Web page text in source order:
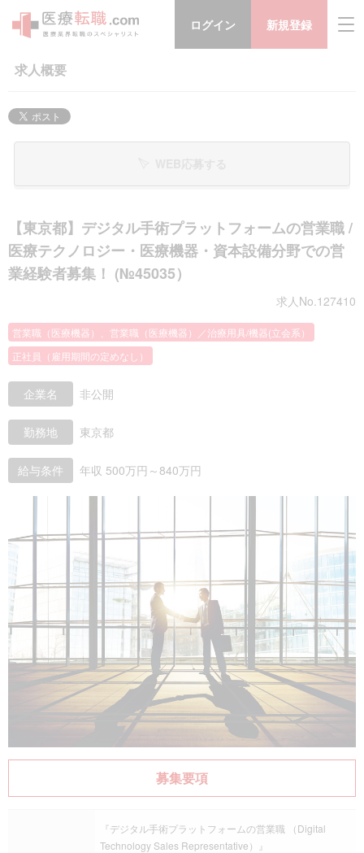
ログイン 新規登録
求人概要
【東京都】デジタル手術プラットフォームの営業職 /
医療テクノロジー・医療機器・資本設備分野での営
業経験者募集！ (№45035）
求人No.127410
営業職（医療機器）、営業職（医療機器）／治療用具/機器(立会系）
正社員（雇用期間の定めなし）
企業名 非公開
勤務地 東京都
給与条件 年収 500万円～840万円
募集要項
『デジタル手術プラットフォームの営業職 （Digital
Technology Sales Representative）』